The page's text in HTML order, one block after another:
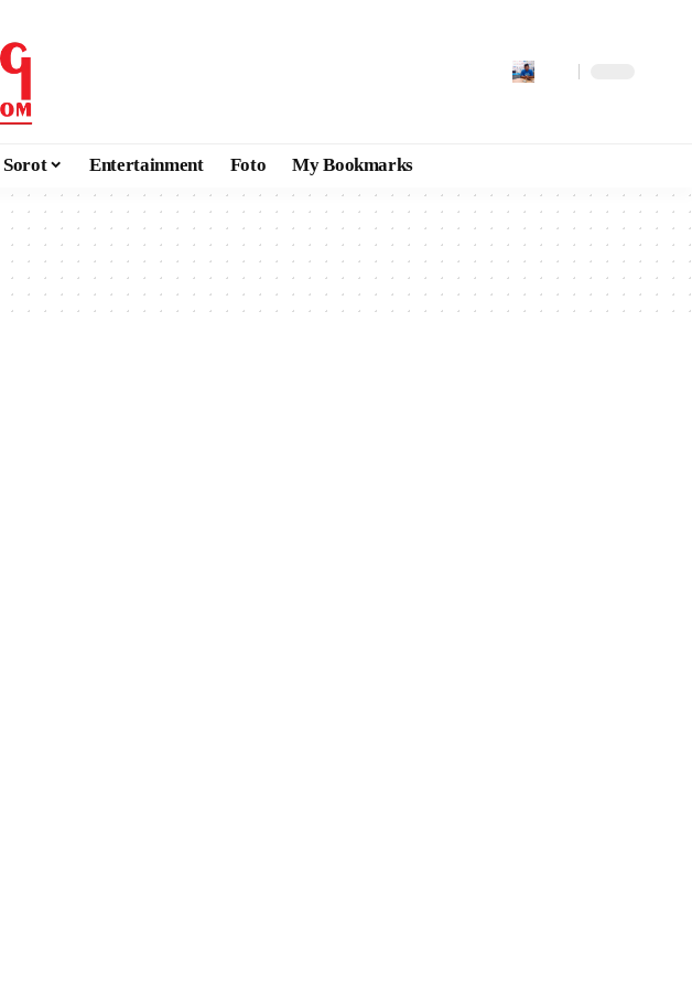
Sorot Entertainment Foto My Bookmarks